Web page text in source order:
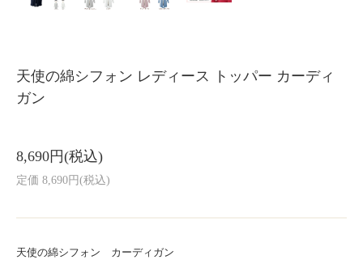
天使の綿シフォン レディース トッパー カーディ
ガン
8,690円(税込)
定価 8,690円(税込)
天使の綿シフォン カーディガン